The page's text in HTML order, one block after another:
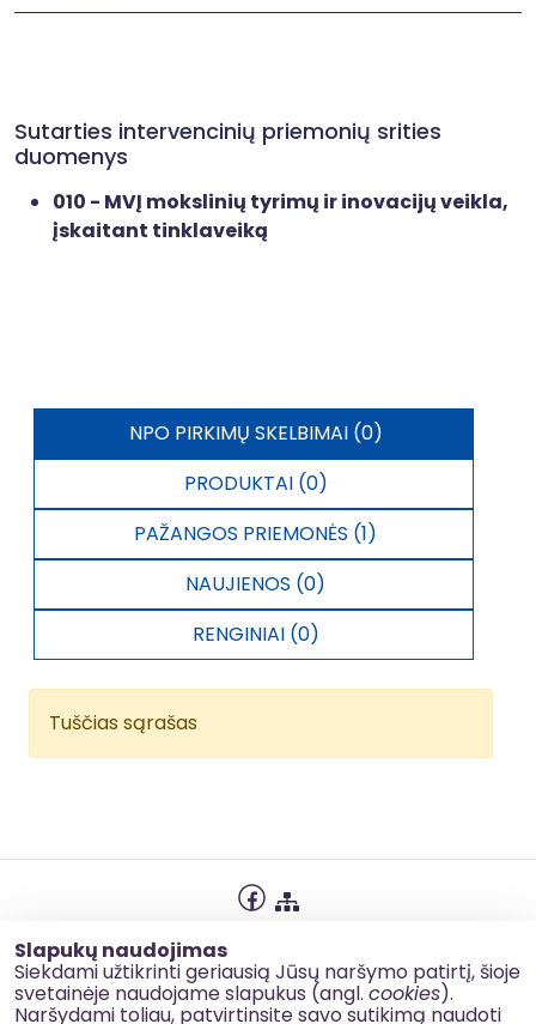
Slapukų naudojimas
Siekdami užtikrinti geriausią Jūsų naršymo patirtį, šioje
svetainėje naudojame slapukus (angl. cookies).
Naršydami toliau, patvirtinsite savo sutikimą naudoti
Sutarties intervencinių priemonių srities
duomenys
010 - MVĮ mokslinių tyrimų ir inovacijų veikla,
įskaitant tinklaveiką
NPO PIRKIMŲ SKELBIMAI (0)
PRODUKTAI (0)
PAŽANGOS PRIEMONĖS (1)
NAUJIENOS (0)
RENGINIAI (0)
Tuščias sąrašas
Slapukų naudojimas
Korupcijos prevencija